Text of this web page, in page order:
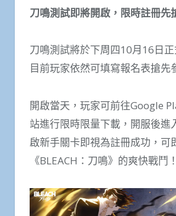
刀鳴測試即將開啟，限時註冊先
刀鳴測試將於下周四10月16日正
目前玩家依然可填寫報名表搶先
開啟當天，玩家可前往Google
站進行限時限量下載，開服後進
啟新手關卡即視為註冊成功，可
《BLEACH：刀鳴》的爽快戰鬥！